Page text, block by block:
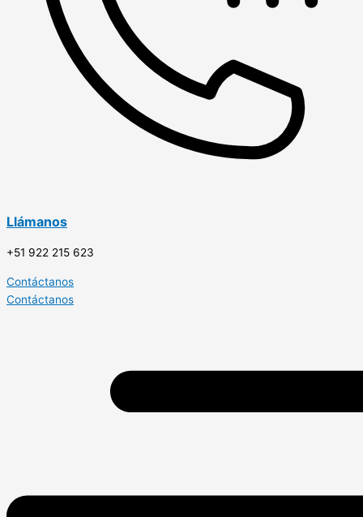
Llámanos
+51 922 215 623
Contáctanos
Contáctanos